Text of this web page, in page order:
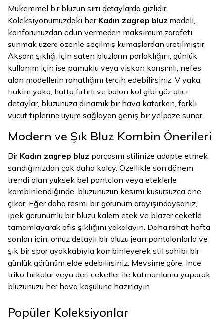
Mükemmel bir bluzun sırrı detaylarda gizlidir.
Koleksiyonumuzdaki her Kadın zagrep bluz modeli,
konforunuzdan ödün vermeden maksimum zarafeti
sunmak üzere özenle seçilmiş kumaşlardan üretilmiştir.
Akşam şıklığı için saten bluzların parlaklığını, günlük
kullanım için ise pamuklu veya viskon karışımlı, nefes
alan modellerin rahatlığını tercih edebilirsiniz. V yaka,
hakim yaka, hatta fırfırlı ve balon kol gibi göz alıcı
detaylar, bluzunuza dinamik bir hava katarken, farklı
vücut tiplerine uyum sağlayan geniş bir yelpaze sunar.
Modern ve Şık Bluz Kombin Önerileri
Bir Kadın zagrep bluz parçasını stilinize adapte etmek
sandığınızdan çok daha kolay. Özellikle son dönem
trendi olan yüksek bel pantolon veya eteklerle
kombinlendiğinde, bluzunuzun kesimi kusursuzca öne
çıkar. Eğer daha resmi bir görünüm arayışındaysanız,
ipek görünümlü bir bluzu kalem etek ve blazer ceketle
tamamlayarak ofis şıklığını yakalayın. Daha rahat hafta
sonları için, omuz detaylı bir bluzu jean pantolonlarla ve
şık bir spor ayakkabıyla kombinleyerek stil sahibi bir
günlük görünüm elde edebilirsiniz. Mevsime göre, ince
triko hırkalar veya deri ceketler ile katmanlama yaparak
bluzunuzu her hava koşuluna hazırlayın.
Popüler Koleksiyonlar